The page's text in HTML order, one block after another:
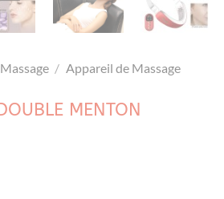
/ Appareil de Massage
MENTON